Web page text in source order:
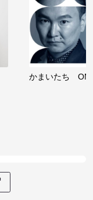
かまいたち